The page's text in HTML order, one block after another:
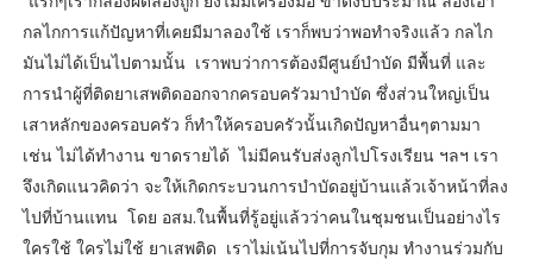
กลไกการแก้ปัญหาที่เคยมีมาลองใช้ เราก็พบว่าพอทำจริงแล้ว กลไก
มันไม่ได้เป็นไปตามนั้น เราพบว่าการต้องมีศูนย์บำบัด มีพื้นที่ และ
การนำผู้ที่ติดยาเสพติดออกจากครอบครัวมาบำบัด ซึ่งส่วนใหญ่เป็น
เสาหลักของครอบครัว ก็ทำให้ครอบครัวนั้นเกิดปัญหาอื่นๆตามมา
เช่น ไม่ได้ทำงาน ขาดรายได้ ไม่มีคนรับส่งลูกไปโรงเรียน ฯลฯ เรา
จึงเกิดแนวคิดว่า จะให้เกิดกระบวนการบำบัดอยู่บ้านแล้วเจ้าหน้าที่ลง
ไปที่บ้านแทน โดย อสม.ในพื้นที่รู้อยู่แล้วว่าคนในชุมชนเป็นอย่างไร
ใครใช้ ใครไม่ใช้ ยาเสพติด เราไม่เน้นไปที่การจับกุม ทำงานร่วมกับ